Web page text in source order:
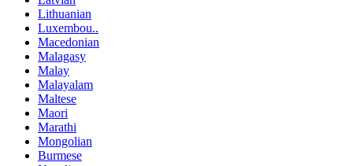
Lithuanian
Luxembou..
Macedonian
Malagasy
Malay
Malayalam
Maltese
Maori
Marathi
Mongolian
Burmese